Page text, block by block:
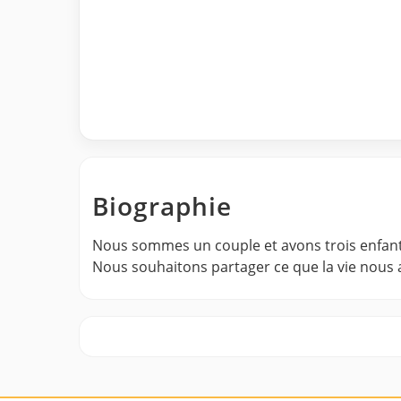
Biographie
Nous sommes un couple et avons trois
Nous souhaitons partager ce que la vie nous